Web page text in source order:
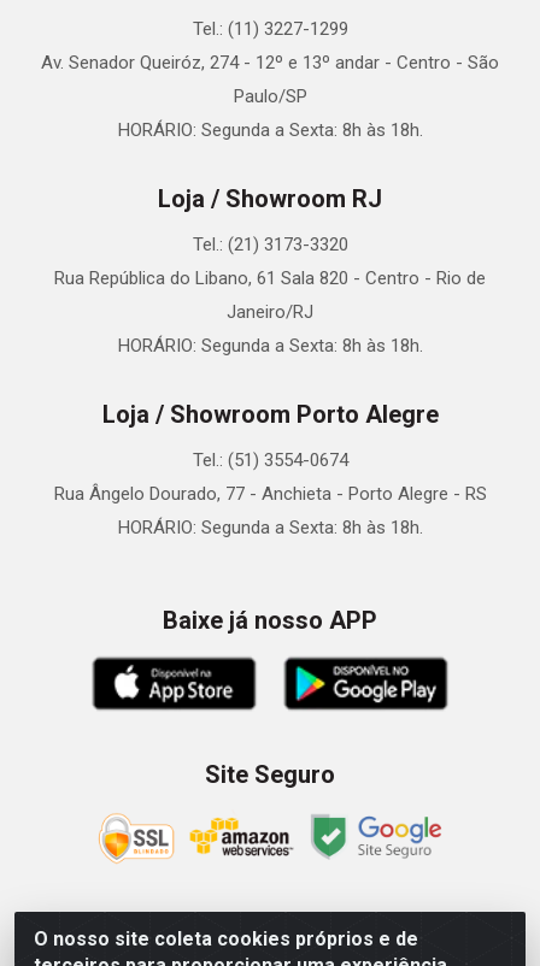
O nosso site coleta cookies próprios e de
Tel.: (11) 3227-1299
Av. Senador Queiróz, 274 - 12º e 13º andar - Centro - São
Paulo/SP
HORÁRIO: Segunda a Sexta: 8h às 18h.
Loja / Showroom RJ
Tel.: (21) 3173-3320
Rua República do Libano, 61 Sala 820 - Centro - Rio de
Janeiro/RJ
HORÁRIO: Segunda a Sexta: 8h às 18h.
Loja / Showroom Porto Alegre
Tel.: (51) 3554-0674
Rua Ângelo Dourado, 77 - Anchieta - Porto Alegre - RS
HORÁRIO: Segunda a Sexta: 8h às 18h.
Baixe já nosso APP
Site Seguro
Zein Importação e Comércio LTDA - Av. Senador Queiróz, 274